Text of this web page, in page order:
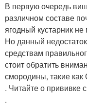
В первую очередь
различном составе
ягодный кустарник
Но данный
средствам
стоит обратить
смородины, такие
. Читайте о прививке
.